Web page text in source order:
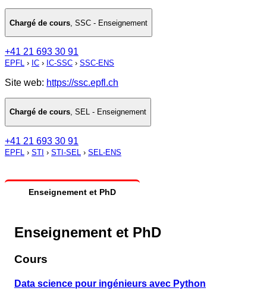
Chargé de cours SSC - Enseignement
+41 21 693 30 91
EPFL › IC › IC-SSC › SSC-ENS
Site web: https://ssc.epfl.ch
Chargé de cours, SEL - Enseignement
+41 21 693 30 91
EPFL › STI › STI-SEL › SEL-ENS
Enseignement et PhD
Enseignement et PhD
Cours
Data science pour ingénieurs avec Python